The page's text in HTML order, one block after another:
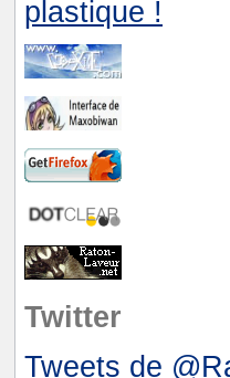
Twitter
Tweets de